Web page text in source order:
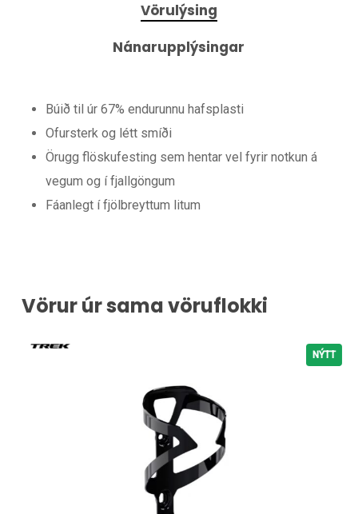
Vörulýsing
Nánarupplýsingar
Búið til úr 67% endurunnu hafsplasti
Ofursterk og létt smíði
Örugg flöskufesting sem hentar vel fyrir notkun á
vegum og í fjallgöngum
Fáanlegt í fjölbreyttum litum
Vörur úr sama vöruflokki
NÝTT